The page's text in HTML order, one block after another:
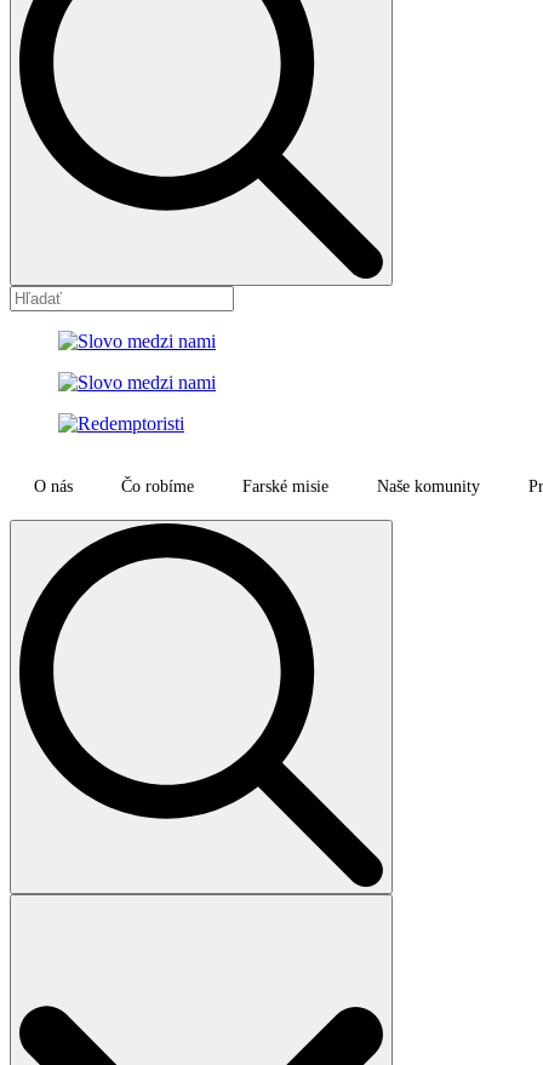
O nás Čo robíme Farské misie Naše komunity
Search